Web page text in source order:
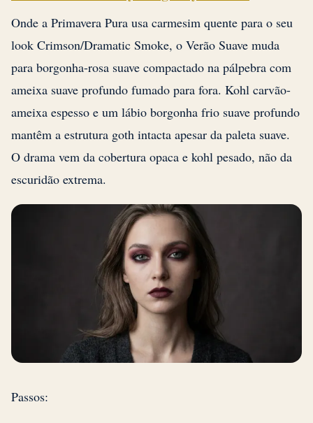
Onde a Primavera Pura usa carmesim quente para o seu
look Crimson/Dramatic Smoke, o Verão Suave muda
para borgonha-rosa suave compactado na pálpebra com
ameixa suave profundo fumado para fora. Kohl carvão-
ameixa espesso e um lábio borgonha frio suave profundo
mantêm a estrutura goth intacta apesar da paleta suave.
O drama vem da cobertura opaca e kohl pesado, não da
escuridão extrema.
Passos: